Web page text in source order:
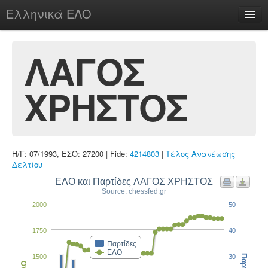
Ελληνικά ΕΛΟ
chesstu.be @ discord
Login
ΛΑΓΟΣ
ΧΡΗΣΤΟΣ
Η/Γ: 07/1993, ΕΣΟ: 27200 | Fide: 4214803 | Τέλος Ανανέωσης
Δελτίου
ΕΛΟ και Παρτίδες ΛΑΓΟΣ ΧΡΗΣΤΟΣ
Source: chessfed.gr
Παρτίδες
ΕΛΟ
1500
1750
2000
30
40
50